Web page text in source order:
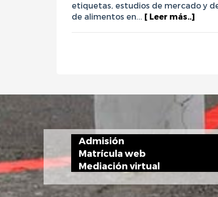
etiquetas, estudios de mercado y
de alimentos en... [ Leer más..]
Admisión
Matrícula web
Mediación virtual